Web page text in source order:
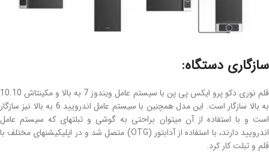
سازگاری دستگاه:
قلم نوری دکو پرو ایکس پی پن با سیستم عامل ویندوز 7 به بالا و مکینتاش 10.10
به بالا سازگار است. این مدل همچنین با سیستم عامل اندرویید 6 به بالا نیز سازگار
است و با استفاده از آن میتوان براحتی به گوشی و تبلتهای که سیستم عامل
اندرویید دارند، با استفاده از آدابتور (OTG) متصل شد و در اپلیکیشنهای مختلف با
قلم و تبلت کار کرد.